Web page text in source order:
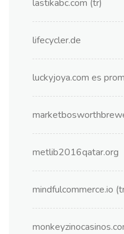
lastikabc.com (tr)
lifecycler.de
luckyjoya.com es
metlib2016qatar.org
mindfulcommerce.io